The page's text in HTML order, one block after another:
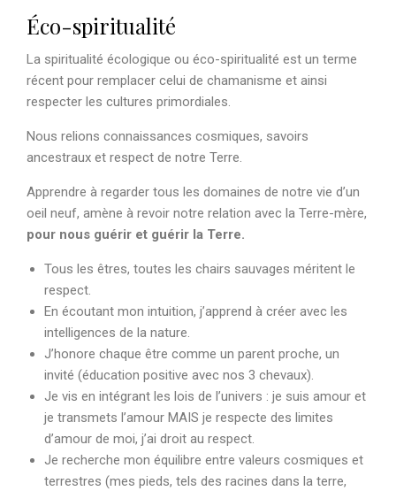
Éco-spiritualité
La spiritualité écologique ou éco-spiritualité est un terme
récent pour remplacer celui de chamanisme et ainsi
respecter les cultures primordiales.
Nous relions connaissances cosmiques, savoirs
ancestraux et respect de notre Terre.
Apprendre à regarder tous les domaines de notre vie d’un
oeil neuf, amène à revoir notre relation avec la Terre-mère,
pour nous guérir et guérir la Terre.
Tous les êtres, toutes les chairs sauvages méritent le
respect.
En écoutant mon intuition, j’apprend à créer avec les
intelligences de la nature.
J’honore chaque être comme un parent proche, un
invité (éducation positive avec nos 3 chevaux).
Je vis en intégrant les lois de l’univers : je suis amour et
je transmets l’amour MAIS je respecte des limites
d’amour de moi, j’ai droit au respect.
Je recherche mon équilibre entre valeurs cosmiques et
terrestres (mes pieds, tels des racines dans la terre,